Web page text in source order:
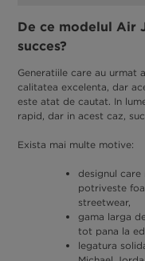
De ce modelul Air
succes?
Generatiile care au urmat
calitatea excelenta, dar
este atat de cautat. In
rapid, dar in acest caz,
Exista mai multe motive:
designul care
potriveste
streetwear,
gama larga
tot pana la
legatura